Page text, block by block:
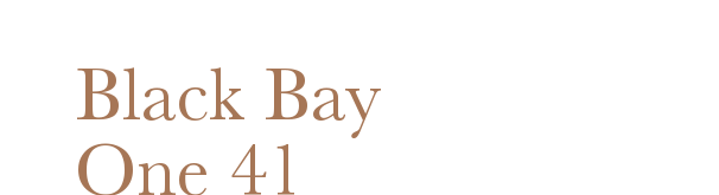
Black Bay
One 41